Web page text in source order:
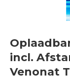
incl.
Venonat